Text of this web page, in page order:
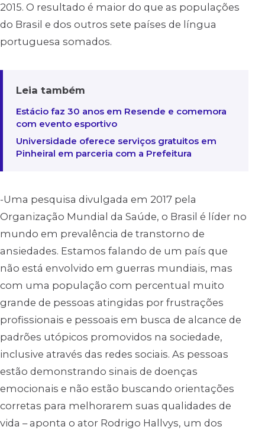
2015. O resultado é maior do que as populações
do Brasil e dos outros sete países de língua
portuguesa somados.
Leia também
Estácio faz 30 anos em Resende e comemora
com evento esportivo
Universidade oferece serviços gratuitos em
Pinheiral em parceria com a Prefeitura
-Uma pesquisa divulgada em 2017 pela
Organização Mundial da Saúde, o Brasil é líder no
mundo em prevalência de transtorno de
ansiedades. Estamos falando de um país que
não está envolvido em guerras mundiais, mas
com uma população com percentual muito
grande de pessoas atingidas por frustrações
profissionais e pessoais em busca de alcance de
padrões utópicos promovidos na sociedade,
inclusive através das redes sociais. As pessoas
estão demonstrando sinais de doenças
emocionais e não estão buscando orientações
corretas para melhorarem suas qualidades de
vida – aponta o ator Rodrigo Hallvys, um dos